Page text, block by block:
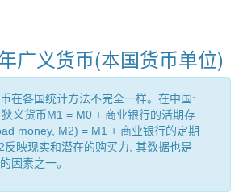
广义货币(本国货币单位)
在各国统计方法不完全一样。在中国:
义货币M1 = M0 + 商业银行的活期存
money, M2) = M1 + 商业银行的定期
反映现实和潜在的购买力, 其数据也是
因素之一。